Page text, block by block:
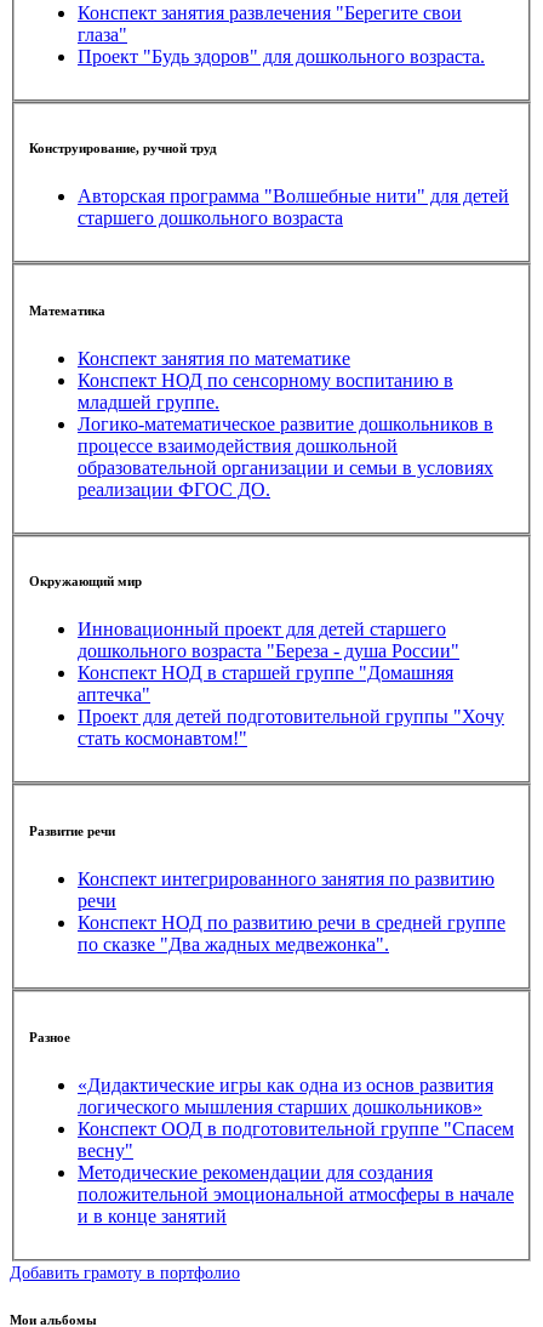
Конспект занятия развлечения "Берегите свои
глаза"
Проект "Будь здоров" для дошкольного возраста.
Конструирование, ручной труд
Авторская программа "Волшебные нити" для детей
старшего дошкольного возраста
Математика
Конспект занятия по математике
Конспект НОД по сенсорному воспитанию в
младшей группе.
Логико-математическое развитие дошкольников в
процессе взаимодействия дошкольной
образовательной организации и семьи в условиях
реализации ФГОС ДО.
Окружающий мир
Инновационный проект для детей старшего
дошкольного возраста "Береза - душа России"
Конспект НОД в старшей группе "Домашняя
аптечка"
Проект для детей подготовительной группы "Хочу
стать космонавтом!"
Развитие речи
Конспект интегрированного занятия по развитию
речи
Конспект НОД по развитию речи в средней группе
по сказке "Два жадных медвежонка".
Разное
«Дидактические игры как одна из основ развития
логического мышления старших дошкольников»
Конспект ООД в подготовительной группе "Спасем
весну"
Методические рекомендации для создания
положительной эмоциональной атмосферы в начале
и в конце занятий
Добавить грамоту в портфолио
Мои альбомы